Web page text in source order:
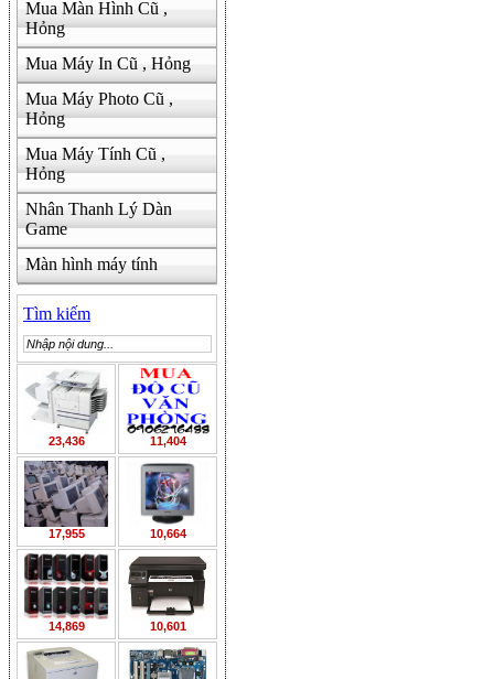
Mua Màn Hình Cũ ,
Hỏng
Mua Máy In Cũ , Hỏng
Mua Máy Photo Cũ ,
Hỏng
Mua Máy Tính Cũ ,
Hỏng
Nhân Thanh Lý Dàn
Game
Màn hình máy tính
Tìm kiếm
23,436 11,404
17,955 10,664
14,869 10,601